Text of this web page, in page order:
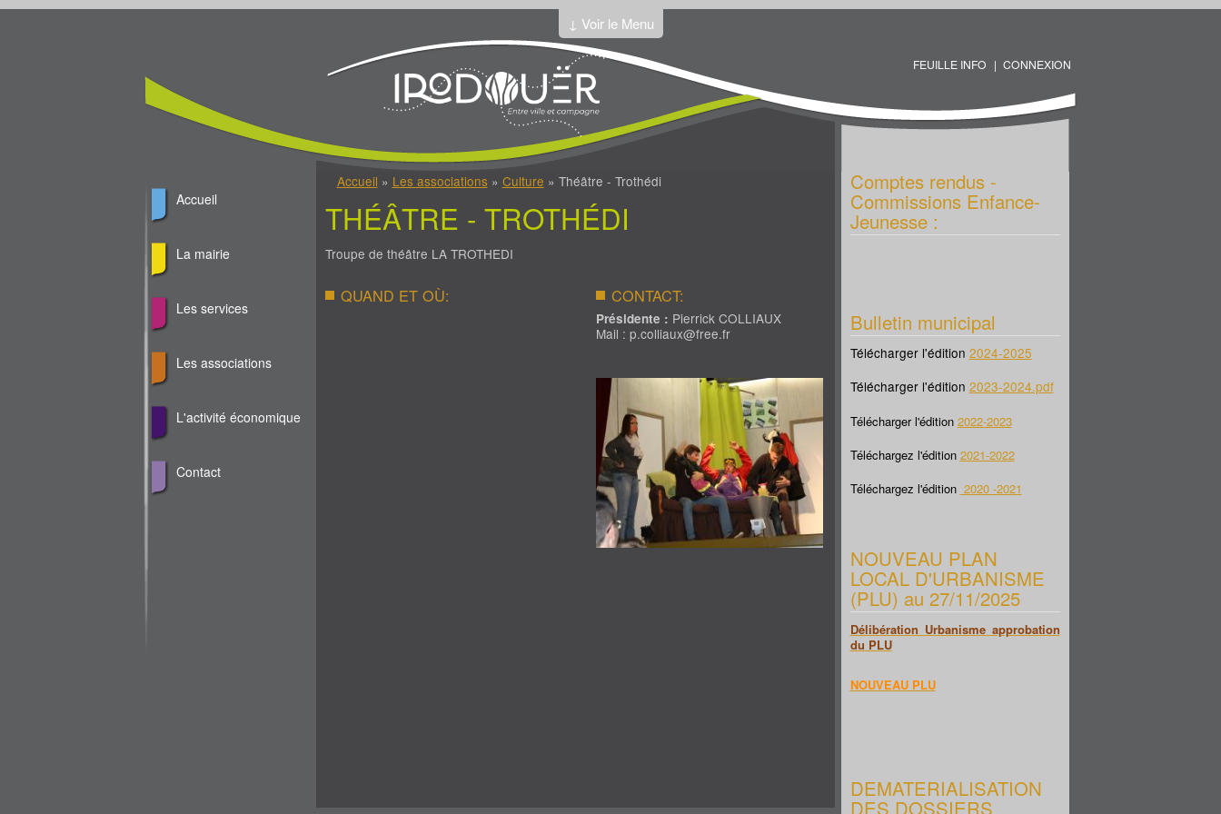
Jump to Content
↓ Voir le Menu
FEUILLE INFO CONNEXION
Vous êtes ici Accueil » Les associations» Culture » Théâtre - Trothédi
THÉÂTRE - TROTHÉDI
Troupe de théâtre LA TROTHEDI
CONTACT:
Présidente : Pierrick COLLIAUX
Mail : p.colliaux@free.fr
QUAND ET OÙ:
Accueil
La mairie
Les services
Les associations
L'activité économique
Contact
Comptes rendus -
Commissions Enfance-
Jeunesse :
Bulletin municipal
Télécharger l'édition 2024-2025
Télécharger l'édition 2023-2024.pdf
Télécharger l'édition 2022-2023
Téléchargez l'édition 2021-2022
Téléchargez l'édition 2020 -2021
NOUVEAU PLAN
LOCAL D'URBANISME
(PLU) au 27/11/2025
Délibération Urbanisme approbation
du PLU
NOUVEAU PLU
DEMATERIALISATION
DES DOSSIERS